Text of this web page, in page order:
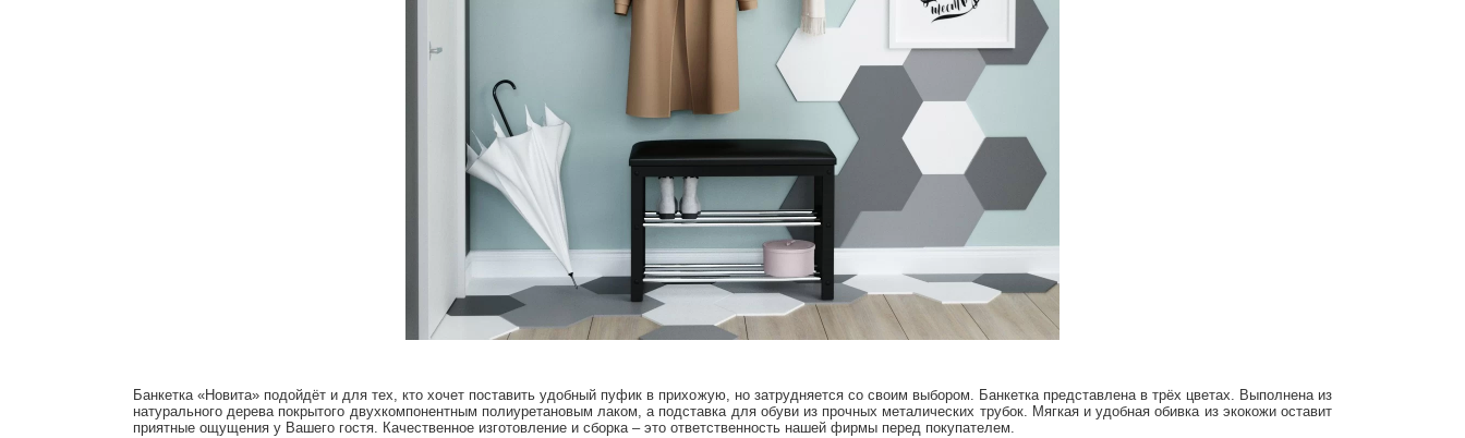
Банкетка «Новита» подойдёт и для тех, кто хочет поставить удобный пуфик в прихожую, но затрудняется со своим выбором. Банкетка представлена в трёх цветах. Выполнена из
натурального дерева покрытого двухкомпонентным полиуретановым лаком, а подставка для обуви из прочных металических трубок. Мягкая и удобная обивка из экокожи оставит
приятные ощущения у Вашего гостя. Качественное изготовление и сборка – это ответственность нашей фирмы перед покупателем.